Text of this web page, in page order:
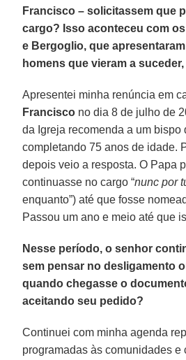
Francisco – solicitassem que
cargo? Isso aconteceu com
e Bergoglio, que
homens que vieram a
Apresentei minha renúncia em
Francisco no dia 8 de julho de
da Igreja recomenda a um bispo
completando 75 anos de idade.
depois veio a resposta. O Papa
continuasse no cargo “nunc por
enquanto”) até que fosse
Passou um ano e meio até que
Nesse período, o senhor
sem pensar no desligamento
quando chegasse o
aceitando seu pedido?
Continuei com minha agenda
programadas às comunidades e